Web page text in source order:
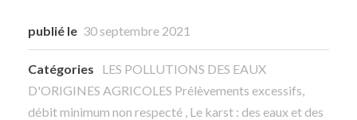
publié le 30 septembre 2021
Catégories
LES POLLUTIONS DES EAUX
D'ORIGINES AGRICOLES Prélèvements excessifs,
débit minimum non respecté , Le karst : des eaux et des